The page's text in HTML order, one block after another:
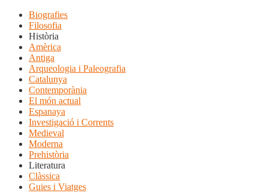
Biografies
Filosofia
Història
Amèrica
Antiga
Arqueologia i Paleografia
Catalunya
Contemporània
El món actual
Espanaya
Investigació i Corrents
Medieval
Moderna
Prehistòria
Literatura
Clàssica
Guies i Viatges